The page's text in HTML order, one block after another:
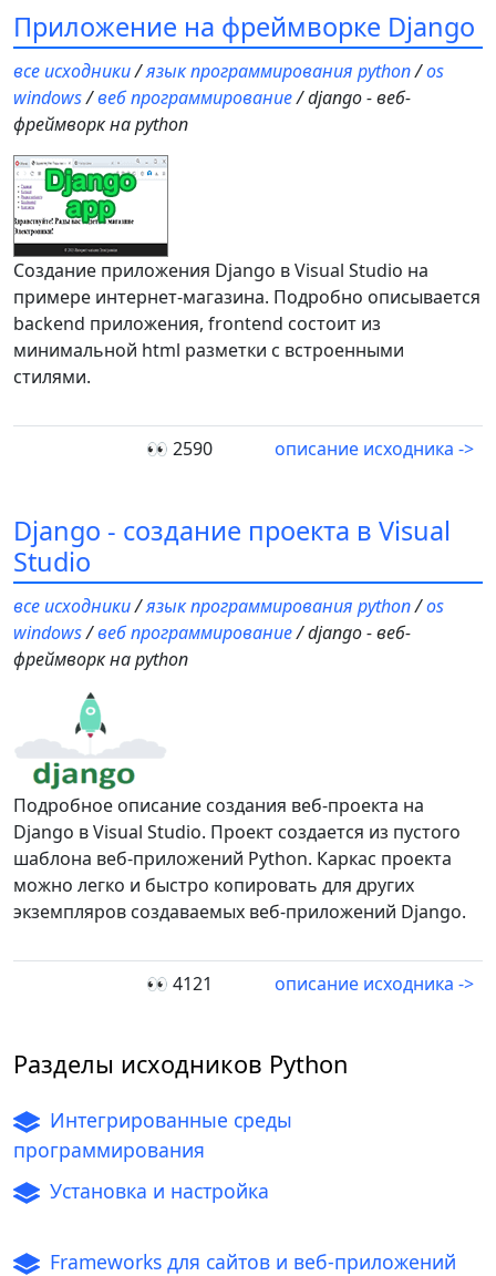
Приложение на фреймворке Django
все исходники/язык программирования python/os
windows/веб программирование/ django - веб-
фреймворк на python
Создание приложения Django в Visual Studio на
примере интернет-магазина. Подробно описывается
backend приложения, frontend состоит из
минимальной html разметки с встроенными
стилями.
👀 2590 описание исходника ->
Django - создание проекта в Visual
Studio
все исходники/язык программирования python/os
windows/веб программирование/ django - веб-
фреймворк на python
Подробное описание создания веб-проекта на
Django в Visual Studio. Проект создается из пустого
шаблона веб-приложений Python. Каркас проекта
можно легко и быстро копировать для других
экземпляров создаваемых веб-приложений Django.
👀 4121 описание исходника ->
Разделы исходников Python
Интегрированные среды
программирования
Установка и настройка
Frameworks для сайтов и веб-приложений